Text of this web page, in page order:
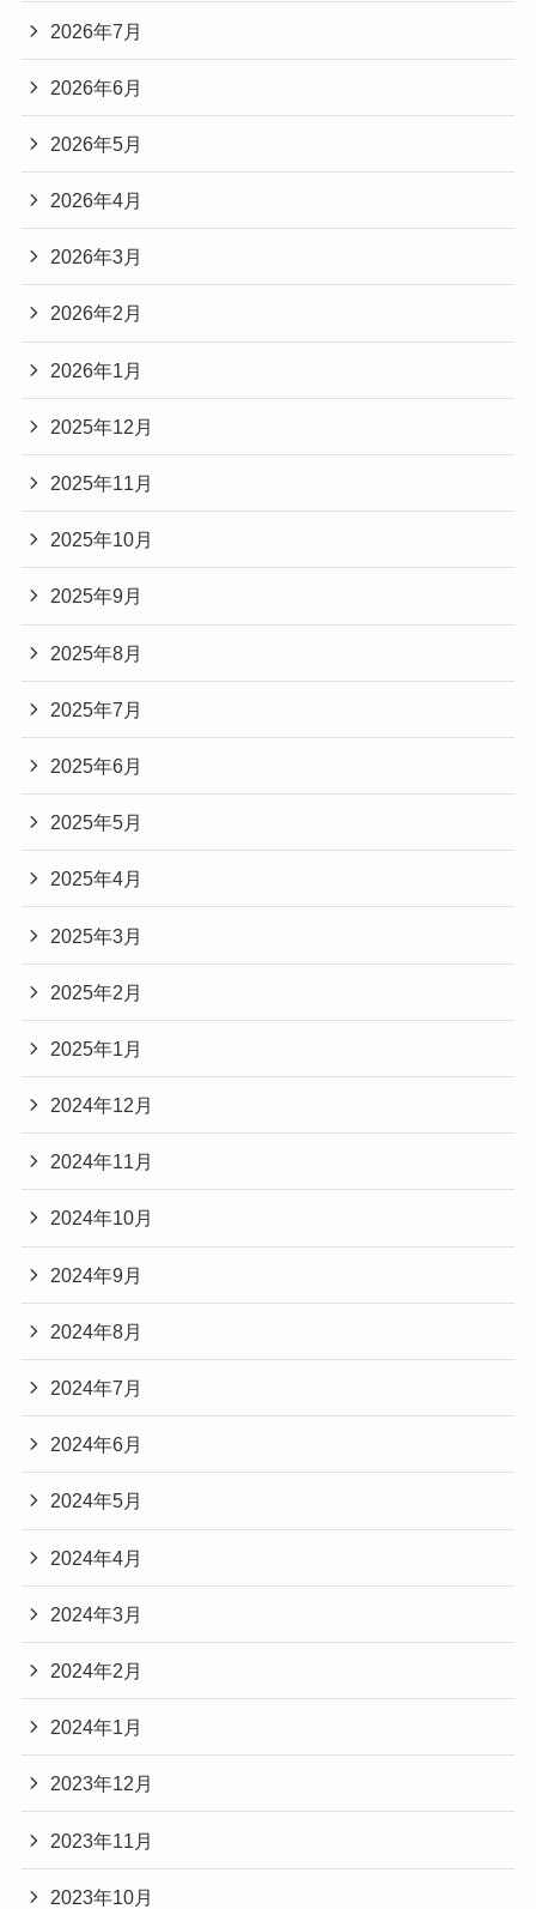
2026年7月
2026年6月
2026年5月
2026年4月
2026年3月
2026年2月
2026年1月
2025年12月
2025年11月
2025年10月
2025年9月
2025年8月
2025年7月
2025年6月
2025年5月
2025年4月
2025年3月
2025年2月
2025年1月
2024年12月
2024年11月
2024年10月
2024年9月
2024年8月
2024年7月
2024年6月
2024年5月
2024年4月
2024年3月
2024年2月
2024年1月
2023年12月
2023年11月
2023年10月